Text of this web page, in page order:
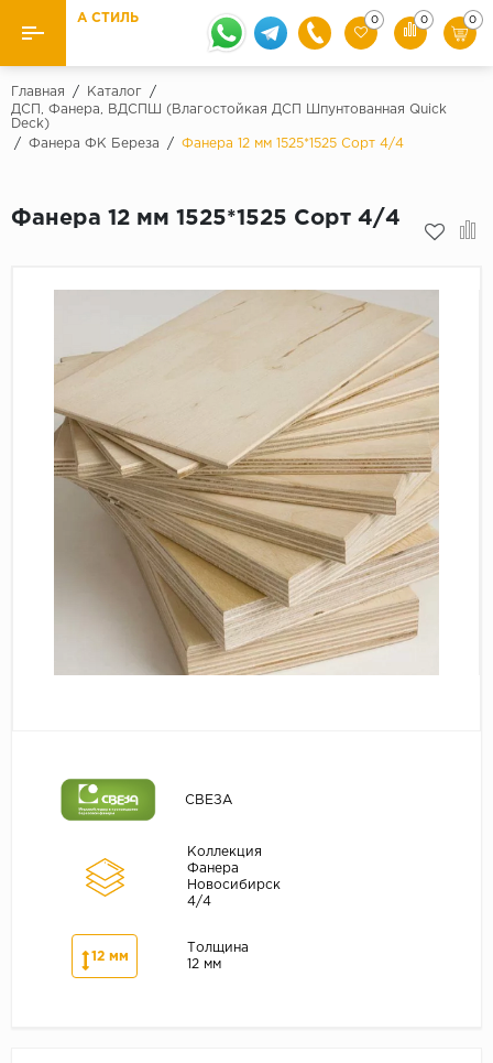
Назад
Ламинат Бренды
Класс
31 класс
32 класс
33 класс
Палитра
Серый
Бежевый
Дуб светлый
Коричневый
Страна
Плинтус
Кварцевый ламинат SPC
Подложка под паркет и ламинат
А СТИЛЬ 0 0 0
Главная / Каталог
/
ДСП, Фанера, ВДСПШ (Влагостойкая ДСП Шпунтованная Quick
Deck)
/
Фанера ФК Береза / Фанера 12 мм 1525*1525 Сорт 4/4
Фанера 12 мм 1525*1525 Сорт 4/4
СВЕЗА
Коллекция
Фанера
Новосибирск
4/4
12 мм
Толщина
12 мм